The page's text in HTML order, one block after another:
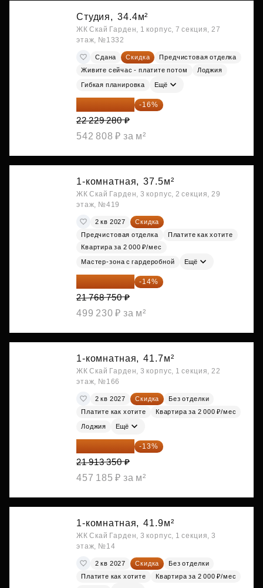
Студия, 34.4м²
ЖК Скай Гарден, 1 корпус, 7 секция, 27
этаж, №1332
Сдана Скидка
Предчистовая отделка
Живите сейчас - платите потом
Лоджия
Гибкая планировка Ещё
18 672 595 ₽ -16%
22 229 280 ₽
542 808 ₽ за м²
1-комнатная, 37.5м²
ЖК Скай Гарден, 3 корпус, 2 секция, 29
этаж, №419
2 кв 2027
Скидка
Предчистовая отделка
Платите как хотите
Квартира за 2 000 ₽/мес
Мастер-зона с гардеробной Ещё
18 721 125 ₽ -14%
21 768 750 ₽
499 230 ₽ за м²
1-комнатная, 41.7м²
ЖК Скай Гарден, 3 корпус, 1 секция, 22
этаж, №166
2 кв 2027 Скидка
Без отделки
Платите как хотите
Квартира за 2 000 ₽/мес
Лоджия Ещё
19 064 615 ₽ -13%
21 913 350 ₽
457 185 ₽ за м²
1-комнатная, 41.9м²
ЖК Скай Гарден, 3 корпус, 1 секция, 3
этаж, №14
2 кв 2027 Скидка
Без отделки
Платите как хотите
Квартира за 2 000 ₽/мес